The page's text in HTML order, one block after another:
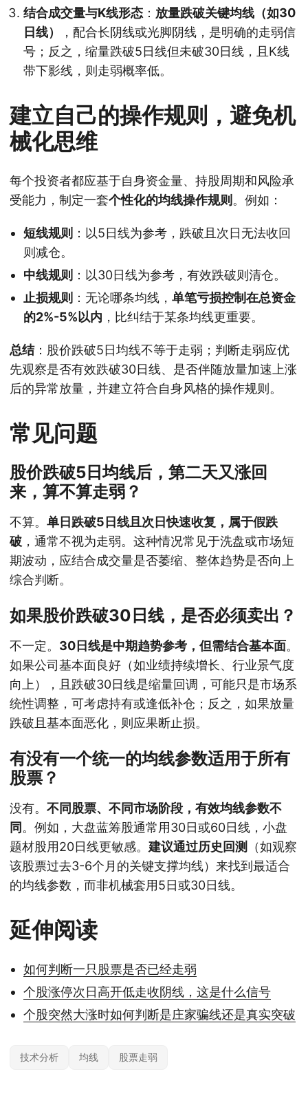
结合成交量与K线形态 ： 放量跌破关键均线（如30
日线）
，配合长阴线或光脚阴线，是明确的走弱信
号；反之，缩量跌破5日线但未破30日线，且K线
带下影线，则走弱概率低。
建立自己的操作规则，避免机
械化思维
每个投资者都应基于自身资金量、持股周期和风险承
受能力，制定一套个性化的均线操作规则 。例如：
短线规则 ：以5日线为参考，跌破且次日无法收回
则减仓。
中线规则 ：以30日线为参考，有效跌破则清仓。
止损规则 ：无论哪条均线， 单笔亏损控制在总资金
的2%-5%以内 ，比纠结于某条均线更重要。
总结：股价跌破5日均线不等于走弱；判断走弱应优
先观察是否有效跌破30日线、是否伴随放量加速上涨
后的异常放量，并建立符合自身风格的操作规则。
常见问题
股价跌破5日均线后，第二天又涨回
来，算不算走弱？
不算。 单日跌破5日线且次日快速收复，属于假跌
破 ，通常不视为走弱。这种情况常见于洗盘或市场短
期波动，应结合成交量是否萎缩、整体趋势是否向上
综合判断。
如果股价跌破30日线，是否必须卖出？
不一定。 30日线是中期趋势参考，但需结合基本面。
如果公司基本面良好（如业绩持续增长、行业景气度
向上），且跌破30日线是缩量回调，可能只是市场系
统性调整，可考虑持有或逢低补仓；反之，如果放量
跌破且基本面恶化，则应果断止损。
有没有一个统一的均线参数适用于所有
股票？
没有。 不同股票、不同市场阶段，有效均线参数不
同。例如，大盘蓝筹股通常用30日或60日线，小盘
题材股用20日线更敏感。 建议通过历史回测
（如观察
该股票过去3-6个月的关键支撑均线）来找到最适合
的均线参数，而非机械套用5日或30日线。
延伸阅读
如何判断一只股票是否已经走弱
个股涨停次日高开低走收阴线，这是什么信号
个股突然大涨时如何判断是庄家骗线还是真实突破
技术分析 均线 股票走弱